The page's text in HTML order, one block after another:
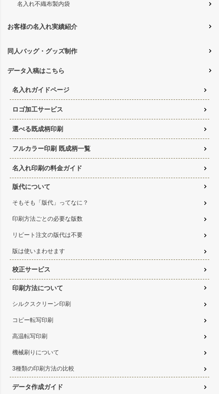
名入れ不織布製内袋
お客様の名入れ実績紹介
同人バッグ・グッズ制作
データ入稿はこちら
名入れガイドページ
ロゴ加工サービス
選べる既成柄印刷
フルカラー印刷 既成柄一覧
名入れ印刷の料金ガイド
版代について
そもそも「版代」ってなに？
印刷方法ごとの必要な版数
リピート注文の版代は不要
版は使いまわせます
校正サービス
印刷方法について
シルクスクリーン印刷
コピー転写印刷
高温転写印刷
機械刷りについて
3種類の印刷方法の比較
データ作成ガイド